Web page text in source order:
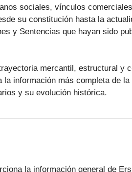
sociales, vínculos
su constitución hasta la
y Sentencias que hayan sido
mercantil, estructural y
información más completa de
y su evolución histórica.
la información general de